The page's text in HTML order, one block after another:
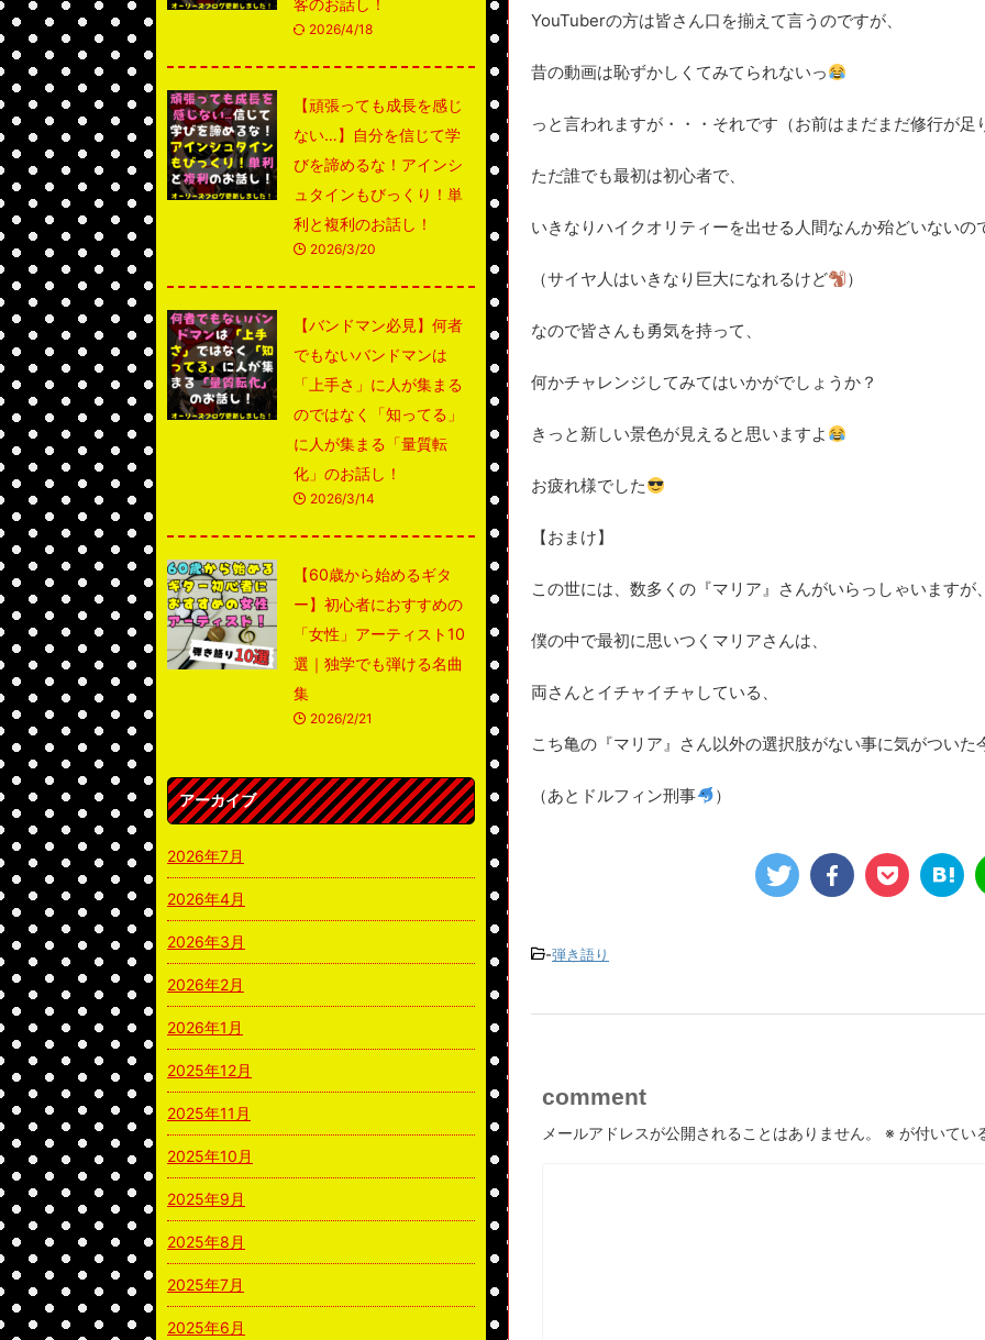
YouTuberの方は皆さん口を揃えて言うのですが、
昔の動画は恥ずかしくてみてられないっ
っと言われますが・・・それです（お前はまだまだ修行が足
ただ誰でも最初は初心者で、
いきなりハイクオリティーを出せる人間なんか殆どいないの
（サイヤ人はいきなり巨大になれるけど ）
なので皆さんも勇気を持って、
何かチャレンジしてみてはいかがでしょうか？
きっと新しい景色が見えると思いますよ
お疲れ様でした
【おまけ】
この世には、数多くの『マリア』さんがいらっしゃいますが
僕の中で最初に思いつくマリアさんは、
両さんとイチャイチャしている、
こち亀の『マリア』さん以外の選択肢がない事に気がついた
（あとドルフィン刑事 ）
-弾き語り
comment
メールアドレスが公開されることはありません。 ※ が付いてい
2026/4/18
【頑張っても成長を感じ
ない…】自分を信じて学
びを諦めるな！アインシ
ュタインもびっくり！単
利と複利のお話し！
2026/3/20
【バンドマン必見】何者
でもないバンドマンは
「上手さ」に人が集まる
のではなく「知ってる」
に人が集まる「量質転
化」のお話し！
2026/3/14
【60歳から始めるギタ
ー】初心者におすすめの
「女性」アーティスト10
選｜独学でも弾ける名曲
集
2026/2/21
アーカイブ
2026年7月
2026年4月
2026年3月
2026年2月
2026年1月
2025年12月
2025年11月
2025年10月
2025年9月
2025年8月
2025年7月
2025年6月